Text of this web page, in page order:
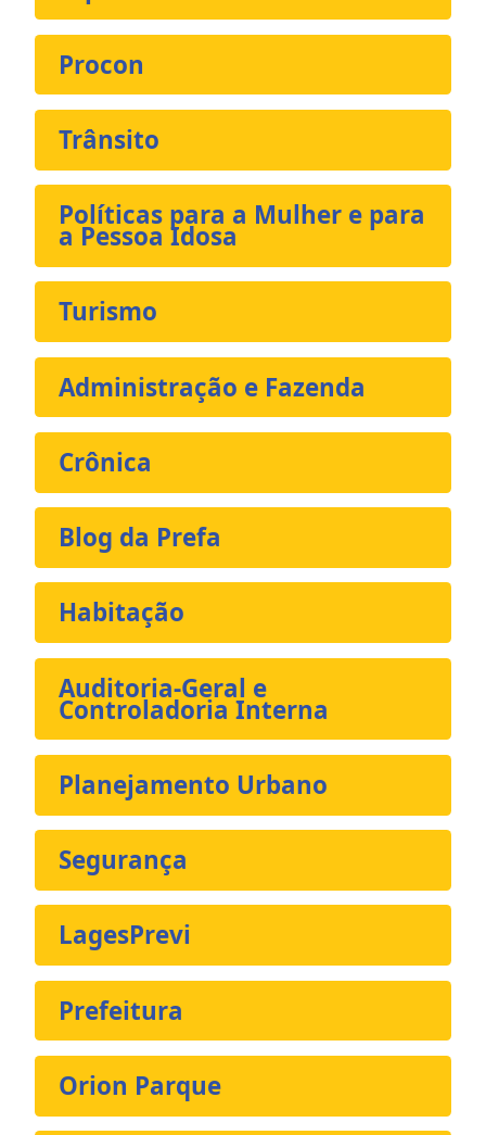
Procon
Trânsito
Políticas para a Mulher e para
a Pessoa Idosa
Turismo
Administração e Fazenda
Crônica
Blog da Prefa
Habitação
Auditoria-Geral e
Controladoria Interna
Planejamento Urbano
Segurança
LagesPrevi
Prefeitura
Orion Parque